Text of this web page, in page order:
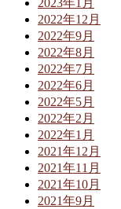
2022年12月
2022年9月
2022年8月
2022年7月
2022年6月
2022年5月
2022年2月
2022年1月
2021年12月
2021年11月
2021年10月
2021年9月